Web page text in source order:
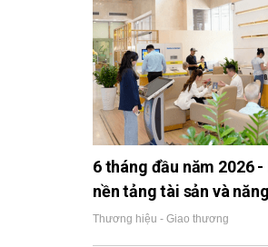
6 tháng đầu năm 2026
nền tảng tài sản và
Thương hiệu - Giao thương